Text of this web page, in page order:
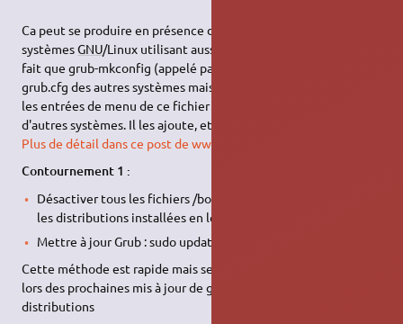
Ca peut se produire en présence de multiboot avec plusieurs
systèmesGNU/Linux utilisant aussi GRUB. Cela semble dû au
fait que grub-mkconfig (appelé par update-grub) lit le fichier
grub.cfg des autres systèmes mais ne traite pas correctement
les entrées de menu de ce fichier provenant elles-mêmes
d'autres systèmes. Il les ajoute, et ça reboucle, ça s'allonge…
Plus de détail dans ce post de www.debian-fr.xyz
Contournement 1 :
Désactiver tous les fichiers /boot/grub/grub.cfg de toutes
les distributions installées en les renommant en grub.cfg.old
Mettre à jour Grub : sudo update-grub
Cette méthode est rapide mais sera potentiellement annulée
lors des prochaines mis à jour de grub dans les autres
distributions